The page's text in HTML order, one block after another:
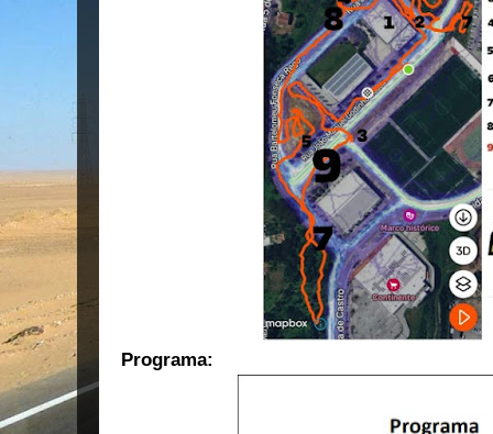
Programa: